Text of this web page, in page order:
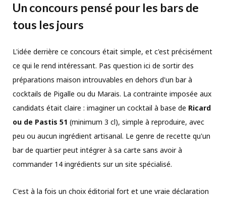
Un concours pensé pour les bars de
tous les jours
L'idée derrière ce concours était simple, et c'est précisément
ce qui le rend intéressant. Pas question ici de sortir des
préparations maison introuvables en dehors d'un bar à
cocktails de Pigalle ou du Marais. La contrainte imposée aux
candidats était claire : imaginer un cocktail à base de Ricard
ou de Pastis 51 (minimum 3 cl), simple à reproduire, avec
peu ou aucun ingrédient artisanal. Le genre de recette qu'un
bar de quartier peut intégrer à sa carte sans avoir à
commander 14 ingrédients sur un site spécialisé.
C'est à la fois un choix éditorial fort et une vraie déclaration